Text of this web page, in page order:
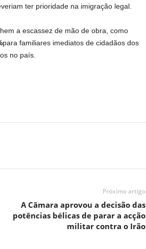
ter prioridade na imigração legal.
a escassez de mão de obra, como
para familiares imediatos de cidadãos dos
no país.
Próximo artigo
A Câmara aprovou a decisão das
potências bélicas de parar a acção
militar contra o Irão